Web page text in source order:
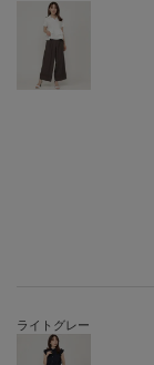
ライトグレー